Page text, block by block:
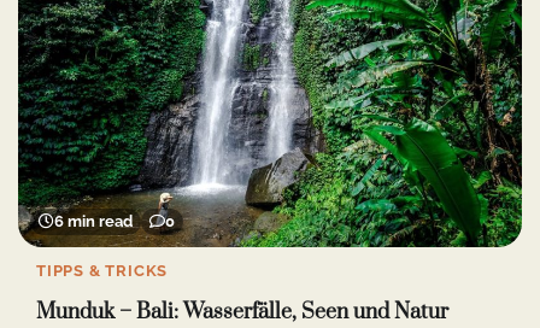
6 min read 0
TIPPS & TRICKS
Munduk – Bali: Wasserfälle, Seen und Natur